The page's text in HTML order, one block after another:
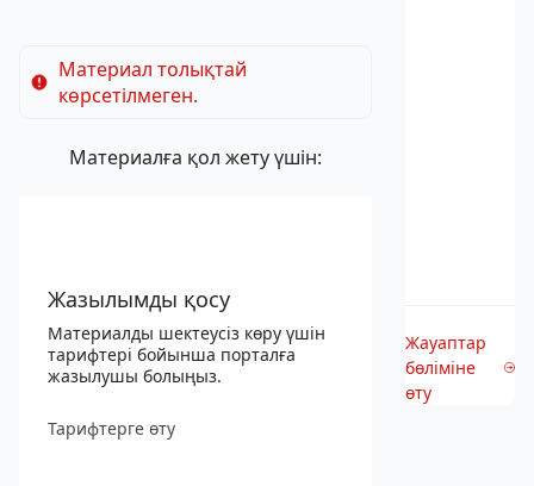
Материал толықтай
көрсетілмеген.
Материалға қол жету үшін:
Жазылымды қосу
Материалды шектеусіз көру үшін
тарифтері бойынша порталға
жазылушы болыңыз.
Тарифтерге өту
Жауаптар
бөліміне
өту